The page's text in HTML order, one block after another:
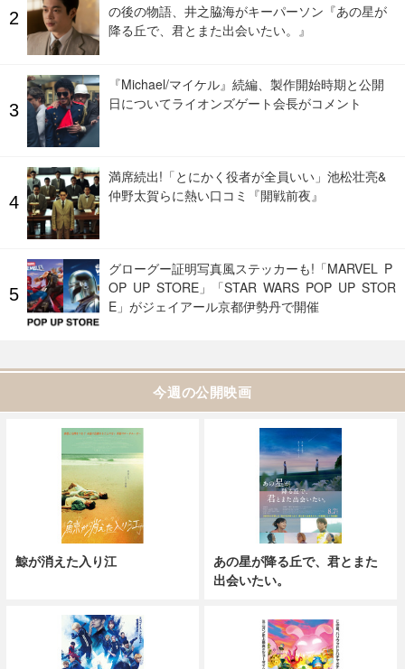
の後の物語、井之脇海がキーパーソン『あの星が
降る丘で、君とまた出会いたい。』
『Michael/マイケル』続編、製作開始時期と公開
日についてライオンズゲート会長がコメント
満席続出!「とにかく役者が全員いい」池松壮亮&
仲野太賀らに熱い口コミ『開戦前夜』
グローグー証明写真風ステッカーも!「MARVEL P
OP UP STORE」「STAR WARS POP UP STOR
E」がジェイアール京都伊勢丹で開催
今週の公開映画
鯨が消えた入り江
あの星が降る丘で、君とまた
出会いたい。